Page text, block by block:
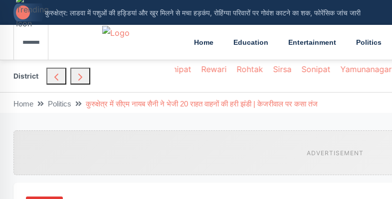
कुरुक्षेत्र: लाडवा में पशुओं की हड्डियां और खुर मिलने से मचा हड़कंप, रोहिंग्या परिवारों पर गोवंश काटने का शक, फोरेंसिक जांच जारी
नूंह मेवात: गैस संकट की अफवाहों पर विराम, पिनगवां एजेंसी बोली- सप्लाई सामान्य, ग्रामीणों को 45 दिन की अवधि से हो रही दिक्कत
Home Education Entertainment Politics
District
Nuh Palwal Panipat Rewari Rohtak Sirsa Sonipat Yamunanagar
Home Politics कुरुक्षेत्र में सीएम नायब सैनी ने भेजी 20 राहत वाहनों की हरी झंडी | केजरीवाल पर कसा तंज
ADVERTISEMENT